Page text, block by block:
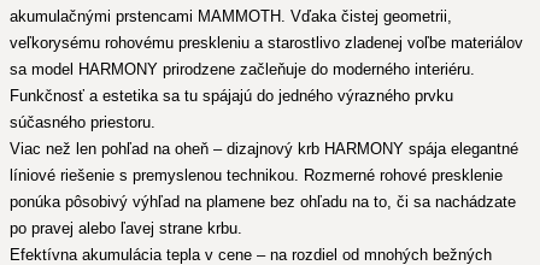
akumulačnými prstencami MAMMOTH. Vďaka čistej geometrii,
veľkorysému rohovému preskleniu a starostlivo zladenej voľbe materiálov
sa model HARMONY prirodzene začleňuje do moderného interiéru.
Funkčnosť a estetika sa tu spájajú do jedného výrazného prvku
súčasného priestoru.
Viac než len pohľad na oheň – dizajnový krb HARMONY spája elegantné
líniové riešenie s premyslenou technikou. Rozmerné rohové presklenie
ponúka pôsobivý výhľad na plamene bez ohľadu na to, či sa nachádzate
po pravej alebo ľavej strane krbu.
Efektívna akumulácia tepla v cene – na rozdiel od mnohých bežných